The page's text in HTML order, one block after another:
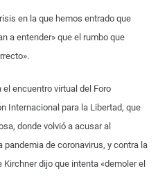
en la que hemos entrado que
a entender» que el rumbo que
encuentro virtual del Foro
Internacional para la Libertad, que
donde volvió a acusar al
pandemia de coronavirus, y contra la
dijo que intenta «demoler el